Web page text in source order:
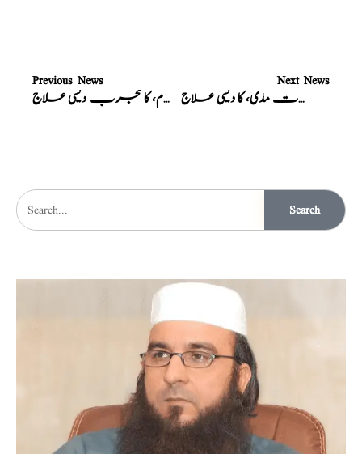
Previous News
نسخہ الشفاء : جریان، احتلام، کا مجرب دیسی علاج
Next News
نسخہ الشفاء : جریان، احتلام، ذکاوتِ حس، کثرت مذی، کا دیسی علاج
Search